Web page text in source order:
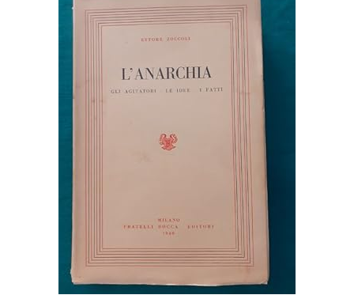
Arte y coleccionismo